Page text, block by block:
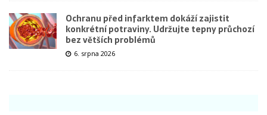
Ochranu před infarktem dokáží zajistit
konkrétní potraviny. Udržujte tepny průchozí
bez větších problémů
6. srpna 2026